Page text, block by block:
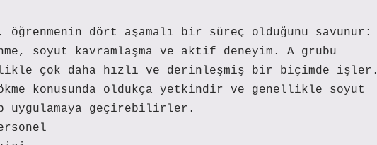
öğrenmenin dört aşamalı bir süreç olduğunu savunur:
soyut kavramlaşma ve aktif deneyim. A grubu
çok daha hızlı ve derinleşmiş bir biçimde işler.
konusunda oldukça yetkindir ve genellikle soyut
uygulamaya geçirebilirler.